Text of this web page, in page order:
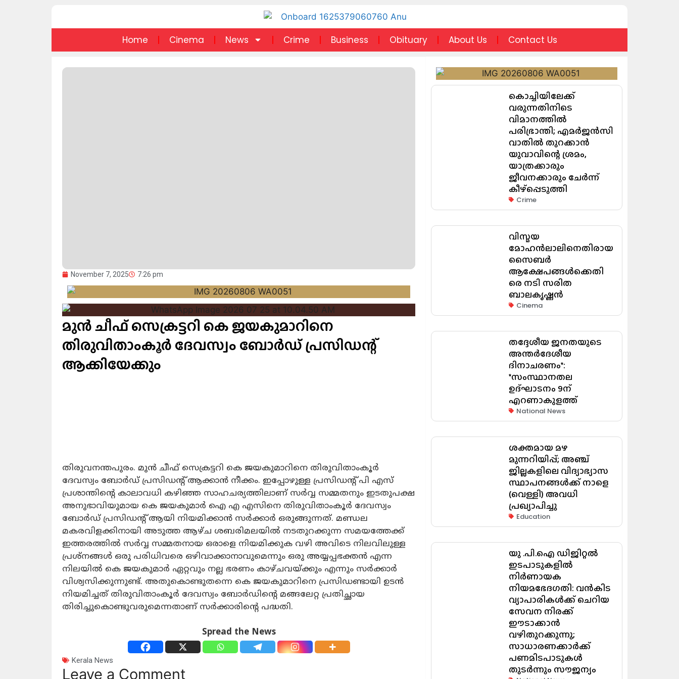
Home Cinema News Crime Business Obituary About Us Contact Us
November 7, 2025 7:26 pm
മുൻ ചീഫ് സെക്രട്ടറി കെ ജയകുമാറിനെ
തിരുവിതാംകൂർ ദേവസ്വം ബോർഡ് പ്രസിഡന്റ്
ആക്കിയേക്കും
തിരുവനന്തപുരം. മുൻ ചീഫ് സെക്രട്ടറി കെ ജയകുമാറിനെ തിരുവിതാംകൂർ
ദേവസ്വം ബോർഡ് പ്രസിഡന്റ് ആക്കാൻ നീക്കം. ഇപ്പോഴുള്ള പ്രസിഡന്റ് പി എസ്
പ്രശാന്തിന്റെ കാലാവധി കഴിഞ്ഞ സാഹചര്യത്തിലാണ് സർവ്വ സമ്മതനും ഇടതുപക്ഷ
അനുഭാവിയുമായ കെ ജയകുമാർ ഐ എ എസിനെ തിരുവിതാംകൂർ ദേവസ്വം
ബോർഡ് പ്രസിഡന്റ് ആയി നിയമിക്കാൻ സർക്കാർ ഒരുങ്ങുന്നത്. മണ്ഡല
മകരവിളക്കിനായി അടുത്ത ആഴ്ച ശബരിമലയിൽ നടതുറക്കുന്ന സമയത്തേക്ക്
ഇത്തരത്തിൽ സർവ്വ സമ്മതനായ ഒരാളെ നിയമിക്കുക വഴി അവിടെ നിലവിലുള്ള
പ്രശ്നങ്ങൾ ഒരു പരിധിവരെ ഒഴിവാക്കാനാവുമെന്നും ഒരു അയ്യപ്പഭക്തൻ എന്ന
നിലയിൽ കെ ജയകുമാർ ഏറ്റവും നല്ല ഭരണം കാഴ്ചവയ്ക്കും എന്നും സർക്കാർ
വിശ്വസിക്കുന്നുണ്ട്. അതുകൊണ്ടുതന്നെ കെ ജയകുമാറിനെ പ്രസിഡണ്ടായി ഉടൻ
നിയമിച്ചത് തിരുവിതാംകൂർ ദേവസ്വം ബോർഡിന്റെ മങ്ങലേറ്റ പ്രതിച്ഛായ
തിരിച്ചുകൊണ്ടുവരുമെന്നതാണ് സർക്കാരിന്റെ പദ്ധതി.
Spread the News
Kerala News
Leave a Comment
കൊച്ചിയിലേക്ക്
വരുന്നതിനിടെ
വിമാനത്തിൽ
പരിഭ്രാന്തി; എമർജൻസി
വാതിൽ തുറക്കാൻ
യുവാവിന്റെ ശ്രമം,
യാത്രക്കാരും
ജീവനക്കാരും ചേർന്ന്
കീഴ്പ്പെടുത്തി
Crime
വിസ്മയ
മോഹൻലാലിനെതിരായ
സൈബർ
ആക്ഷേപങ്ങൾക്കെതി
രെ നടി സരിത
ബാലകൃഷ്ണൻ
Cinema
തദ്ദേശീയ ജനതയുടെ
അന്തർദേശീയ
ദിനാചരണം*:
*സംസ്ഥാനതല
ഉദ്ഘാടനം 9ന്
എറണാകുളത്ത്
National News
ശക്തമായ മഴ
മുന്നറിയിപ്പ്; അഞ്ച്
ജില്ലകളിലെ വിദ്യാഭ്യാസ
സ്ഥാപനങ്ങൾക്ക് നാളെ
(വെള്ളി) അവധി
പ്രഖ്യാപിച്ചു
Education
യു .പി.ഐ ഡിജിറ്റൽ
ഇടപാടുകളിൽ
നിർണായക
നിയമഭേദഗതി: വൻകിട
വ്യാപാരികൾക്ക് ചെറിയ
സേവന നിരക്ക്
ഈടാക്കാൻ
വഴിതുറക്കുന്നു;
സാധാരണക്കാർക്ക്
പണമിടപാടുകൾ
തുടർന്നും സൗജന്യം